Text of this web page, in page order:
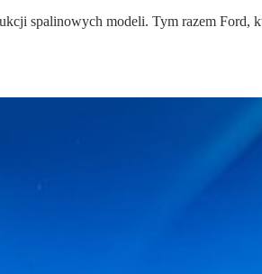
spalinowych modeli. Tym razem Ford,